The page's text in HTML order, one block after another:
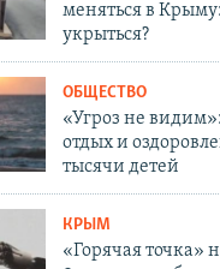
меняться в
укрыться?
ОБЩЕСТВО
«Угроз не
отдых и
тысячи детей
КРЫМ
«Горячая точка»